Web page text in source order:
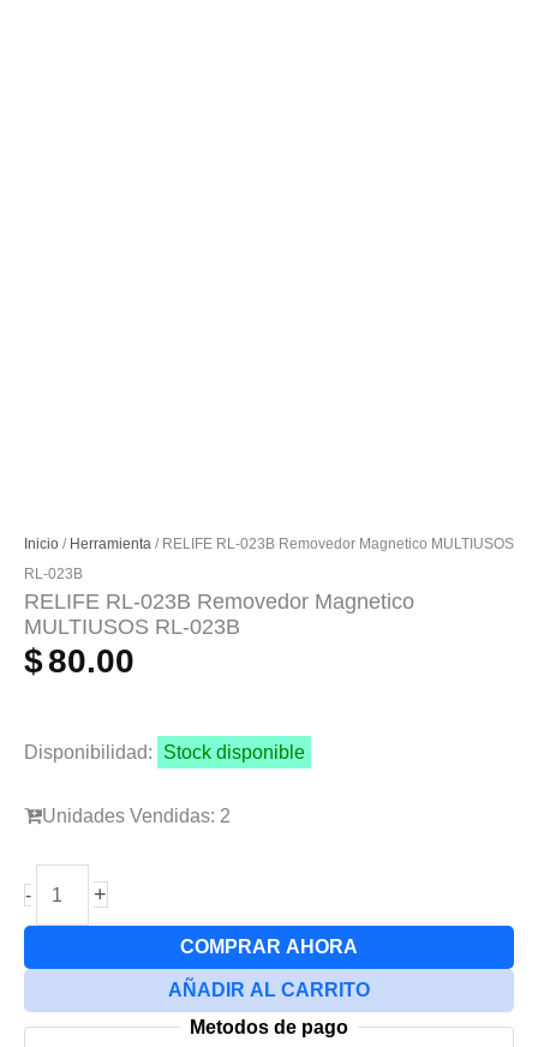
Inicio / Herramienta / RELIFE RL-023B Removedor Magnetico MULTIUSOS
RL-023B
RELIFE RL-023B Removedor Magnetico
MULTIUSOS RL-023B
$80.00
Disponibilidad: Stock disponible
Unidades Vendidas: 2
-
RELIFE
RL-
Removedor
MULTIUSOS
+
COMPRAR AHORA
AÑADIR AL CARRITO
Metodos de pago